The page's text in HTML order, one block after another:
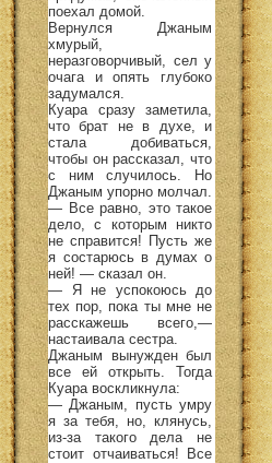
поехал домой.
Вернулся Джаным
хмурый,
неразговорчивый, сел у
очага и опять глубоко
задумался.
Куара сразу заметила,
что брат не в духе, и
стала добиваться,
чтобы он рассказал, что
с ним случилось. Но
Джаным упорно молчал.
— Все равно, это такое
дело, с которым никто
не справится! Пусть же
я состарюсь в думах о
ней! — сказал он.
— Я не успокоюсь до
тех пор, пока ты мне не
расскажешь всего,—
настаивала сестра.
Джаным вынужден был
все ей открыть. Тогда
Куара воскликнула:
— Джаным, пусть умру
я за тебя, но, клянусь,
из-за такого дела не
стоит отчаиваться! Все